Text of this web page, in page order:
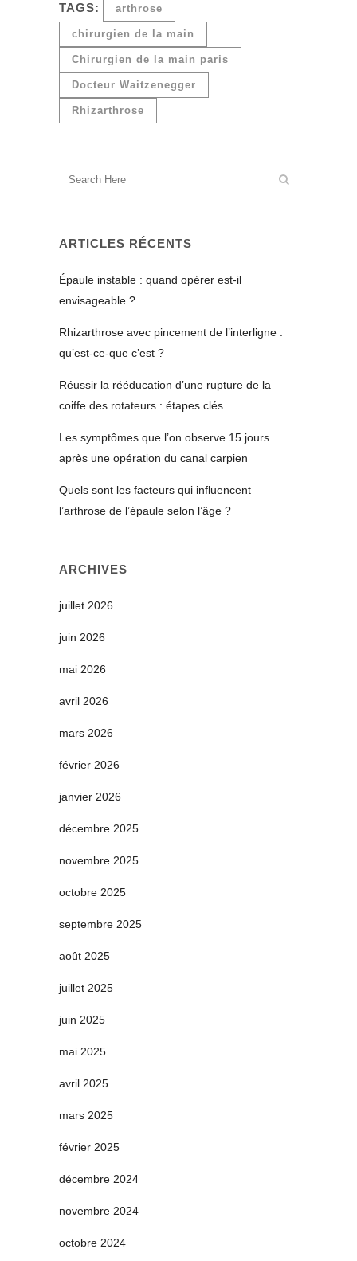
TAGS: arthrose
chirurgien de la main
Chirurgien de la main paris
Docteur Waitzenegger
Rhizarthrose
ARTICLES RÉCENTS
Épaule instable : quand opérer est-il
envisageable ?
Rhizarthrose avec pincement de l’interligne :
qu’est-ce-que c’est ?
Réussir la rééducation d’une rupture de la
coiffe des rotateurs : étapes clés
Les symptômes que l’on observe 15 jours
après une opération du canal carpien
Quels sont les facteurs qui influencent
l’arthrose de l’épaule selon l’âge ?
ARCHIVES
juillet 2026
juin 2026
mai 2026
avril 2026
mars 2026
février 2026
janvier 2026
décembre 2025
novembre 2025
octobre 2025
septembre 2025
août 2025
juillet 2025
juin 2025
mai 2025
avril 2025
mars 2025
février 2025
décembre 2024
novembre 2024
octobre 2024